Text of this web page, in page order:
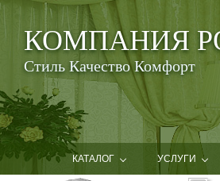
КОМПАНИЯ
Стиль Качество Комфорт
КАТАЛОГ УСЛУГИ